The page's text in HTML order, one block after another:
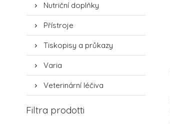
Nutriční doplňky
Přístroje
Tiskopisy a průkazy
Varia
Veterinární léčiva
Filtra prodotti